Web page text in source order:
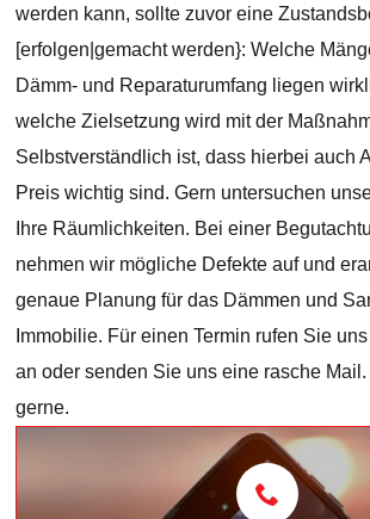
werden kann, sollte zuvor eine
[erfolgen|gemacht werden}: Welche
Dämm- und Reparaturumfang liegen
welche Zielsetzung wird mit der
Selbstverständlich ist, dass hierbei auch
Preis wichtig sind. Gern untersuchen
Ihre Räumlichkeiten. Bei einer
nehmen wir mögliche Defekte auf und
genaue Planung für das Dämmen und
Immobilie. Für einen Termin rufen Sie
an oder senden Sie uns eine rasche
gerne.